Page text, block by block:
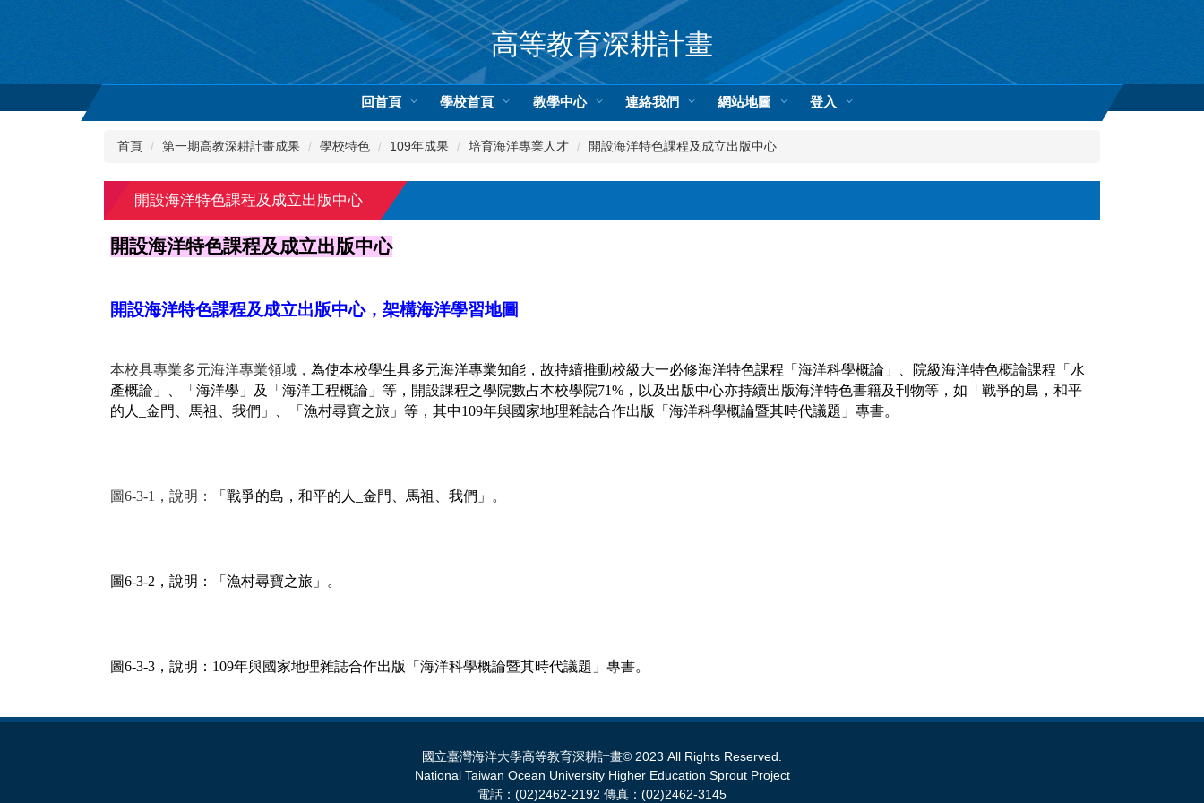
內
高等教育深耕計畫
回首頁 學校首頁 教學中心 連絡我們 網站地圖 登入
首頁 第一期高教深耕計畫成果 學校特色 109年成果 培育海洋專業人才 開設海洋特色課程及成立出版中心
開設海洋特色課程及成立出版中心
開設海洋特色課程及成立出版中心
開設海洋特色課程及成立出版中心，架構海洋學習地圖
本校具專業多元海洋專業領域， 為使本校學生具多元海洋專業知能，故持續推動校級大一必修海洋特色課程「海洋科學概論」、院級海洋特色概論課程「水
產概論」、「海洋學」及「海洋工程概論」等，開設課程之學院數占本校學院71% ，以及出版中心亦持續出版海洋特色書籍及刊物等，如「戰爭的島，和平
的人
金門、馬祖、我們」、「漁村尋寶之旅」等，其中109年與國家地理雜誌合作出版「海洋科學概論暨其時代議題」專書。
圖6-3-1，說明： 「戰爭的島，和平的人 金門、馬祖、我們」。
圖6-3-2 ，說明：「漁村尋寶之旅」。
圖6-3-3 ，說明： 109年與國家地理雜誌合作出版「海洋科學概論暨其時代議題」專書。
國立臺灣海洋大學高等教育深耕計畫© 2023 All Rights Reserved.
National Taiwan Ocean University Higher Education Sprout Project
電話：(02)2462-2192 傳真：(02)2462-3145